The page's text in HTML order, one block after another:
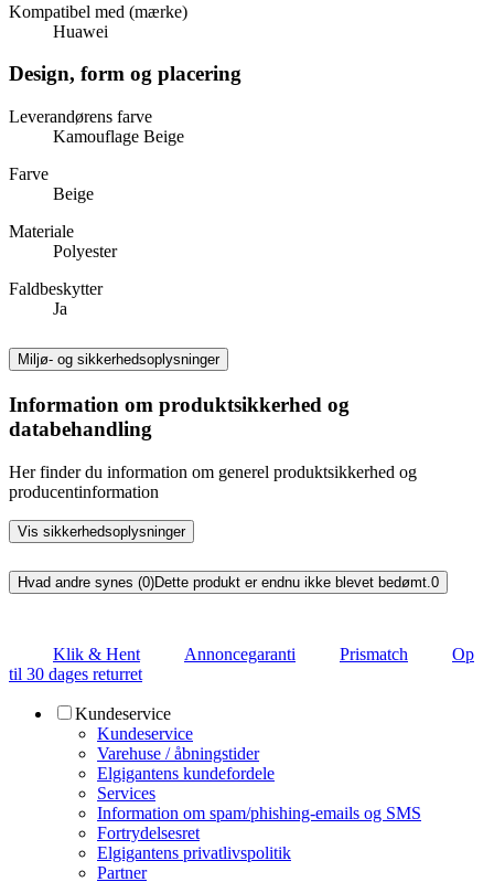
Kompatibel med (mærke)
Huawei
Design, form og placering
Leverandørens farve
Kamouflage Beige
Farve
Beige
Materiale
Polyester
Faldbeskytter
Ja
Miljø- og sikkerhedsoplysninger
Information om produktsikkerhed og
databehandling
Her finder du information om generel produktsikkerhed og
producentinformation
Vis sikkerhedsoplysninger
Hvad andre synes (0)Dette produkt er endnu ikke blevet bedømt.0
Klik & Hent Annoncegaranti Prismatch
Op
til 30 dages returret
Kundeservice
Kundeservice
Varehuse / åbningstider
Elgigantens kundefordele
Services
Information om spam/phishing-emails og SMS
Fortrydelsesret
Elgigantens privatlivspolitik
Partner